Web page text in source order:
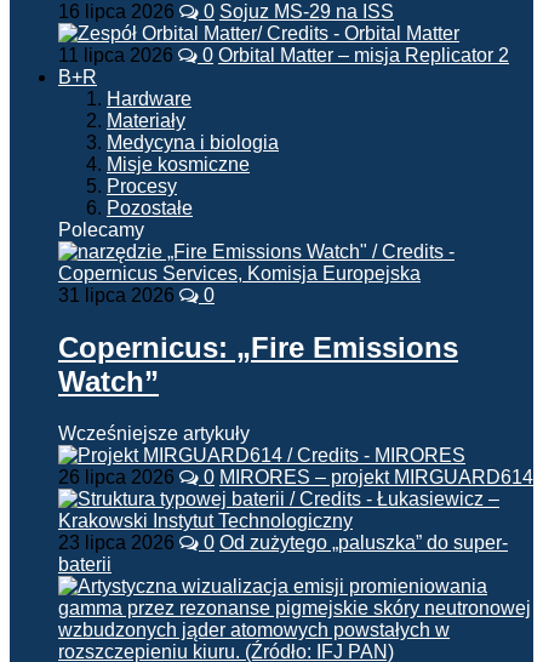
16 lipca 2026 0 Sojuz MS-29 na ISS
11 lipca 2026 0 Orbital Matter – misja Replicator 2
B+R
Hardware
Materiały
Medycyna i biologia
Misje kosmiczne
Procesy
Pozostałe
Polecamy
31 lipca 2026 0
Copernicus: „Fire Emissions
Watch”
Wcześniejsze artykuły
26 lipca 2026 0 MIRORES – projekt MIRGUARD614
23 lipca 2026 0 Od zużytego „paluszka” do super-
baterii